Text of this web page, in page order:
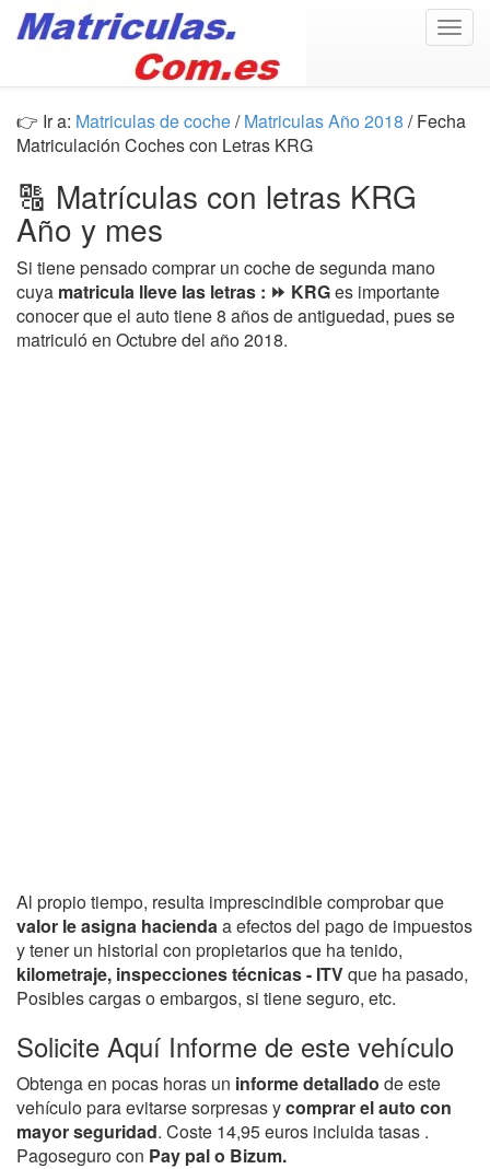
👉 Ir a: Matriculas de coche/Matriculas Año 2018 / Fecha
Matriculación Coches con Letras KRG
🔠 Matrículas con letras KRG
Año y mes
Si tiene pensado comprar un coche de segunda mano
cuya matricula lleve las letras : ⏩ KRGes importante
conocer que el auto tiene 8 años de antiguedad, pues se
matriculó en Octubre del año 2018.
Al propio tiempo, resulta imprescindible comprobar que
valor le asigna haciendaa efectos del pago de impuestos
y tener un historial con propietarios que ha tenido,
kilometraje, inspecciones técnicas - ITVque ha pasado,
Posibles cargas o embargos, si tiene seguro, etc.
Solicite Aquí Informe de este vehículo
Obtenga en pocas horas un informe detallado de este
vehículo para evitarse sorpresas ycomprar el auto con
mayor seguridad. Coste 14,95 euros incluida tasas .
Pagoseguro con Pay pal o Bizum.